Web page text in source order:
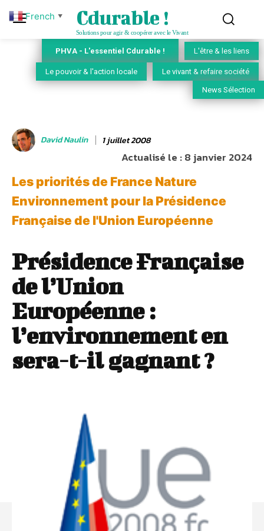
Cdurable !
Solutions pour agir & coopérer avec le Vivant
PHVA - L'essentiel Cdurable ! L'être & les liens
Le pouvoir & l'action locale Le vivant & refaire société
News Sélection
David Naulin 1 juillet 2008
Actualisé le :8 janvier 2024
Les priorités de France Nature
Environnement pour la Présidence
Française de l'Union Européenne
Présidence Française
de l’Union
Européenne :
l’environnement en
sera-t-il gagnant ?
French ▼